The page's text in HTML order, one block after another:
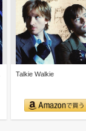
Talkie Walkie